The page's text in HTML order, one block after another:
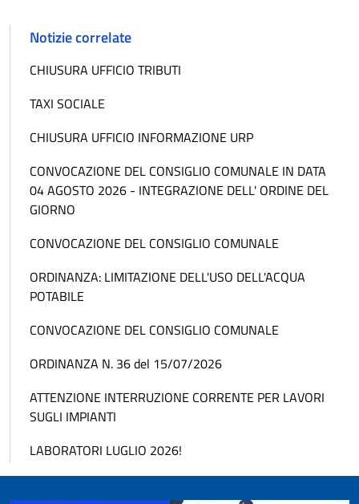
Notizie correlate
CHIUSURA UFFICIO TRIBUTI
TAXI SOCIALE
CHIUSURA UFFICIO INFORMAZIONE URP
CONVOCAZIONE DEL CONSIGLIO COMUNALE IN DATA
04 AGOSTO 2026 - INTEGRAZIONE DELL' ORDINE DEL
GIORNO
CONVOCAZIONE DEL CONSIGLIO COMUNALE
ORDINANZA: LIMITAZIONE DELL'USO DELL'ACQUA
POTABILE
CONVOCAZIONE DEL CONSIGLIO COMUNALE
ORDINANZA N. 36 del 15/07/2026
ATTENZIONE INTERRUZIONE CORRENTE PER LAVORI
SUGLI IMPIANTI
LABORATORI LUGLIO 2026!